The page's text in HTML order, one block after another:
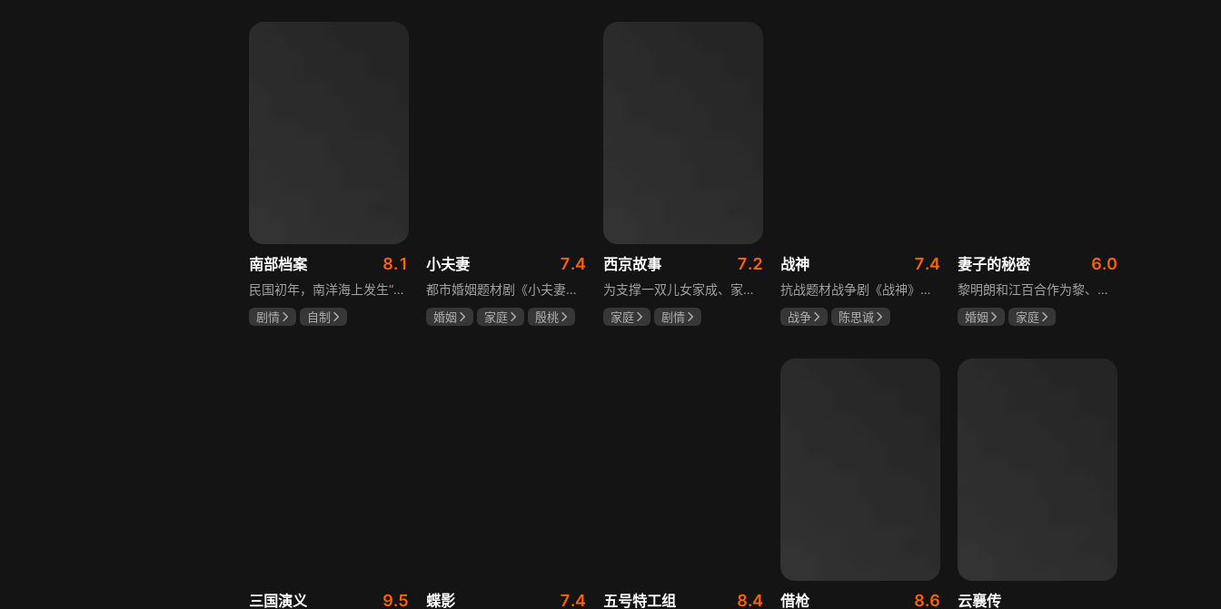
南部档案 8.1
民国初年，南洋海上发生“水鬼望乡”离奇命案，张家外派调查神秘事务的南部档案馆坐办张海盐、张海虾二人搭档亲往调查，却意外卷入了一个用于猎杀海外张家人的绝命死局。张海虾以自己的死谋局求解，送张海盐上了“南安号”巨轮回厦城以图他能够有一线生机，但这趟波澜诡谲的航程似乎才刚刚起航，一手遮天的军阀大佬、单纯执着的少年账房、还有十年未见的至亲故人……张海盐独自面对着接踵而至的意外，而当他踏上厦城的那一刻，真正属于两个少年的命运才初初开始转动。
剧情
自制
小夫妻 7.4
都市婚姻题材剧《小夫妻》围绕经营十年婚姻的周全与车莉展开，原本家庭美满的二人突遭变故：周全怀才不遇还意外被裁员，车莉则被迫赶鸭子上架仓促创业，不可预期的生活变动让他们的婚姻陷入僵局。而立之年的两人，在现实压力与情感拉扯中挣扎，面临诸多矛盾与考验，他们能否重新调整生活节奏，修复婚姻关系，回到幸福生活的轨道，是该剧的核心看点。
婚姻 家庭
殷桃
西京故事 7.2
为支撑一双儿女家成、家秀的“求学大业”，一家之主罗天福携妻子慧娟进了西京城。在西京城里，罗天福见证了身边的小人物们在大城市的生存之难，自身也经历了种种艰辛：饼铺生意屡屡受挫，妻子慧娟不满他“固执守旧”的经营方式闹起分居，儿子家成无法适应从乡村到城市的生活状况不断离校出走，重重打击不断袭来，使他头一次对自己坚守多年的人生观和价值观产生怀疑。自己这样做究竟是对是错，城市是不是真的不适合他这种“坚持老一套”的人生存。女儿家秀的支持鼓励使罗天福重拾信心，那些曾经接受罗天福帮助的人也反过来帮助他，纠缠不清的矛盾随之一一化解。罗家人终于在西京这座大城扎下了根，向着美好的未来继续前行。该剧围绕农村家庭在城市的奋斗历程展开，展现了小人物的坚韧与善良，充满了励志色彩与现实关怀。
家庭
剧情
战神 7.4
抗战题材战争剧《战神》讲述太行山一带，八路军游击队司令龙大谷骁勇善战、机智过人，15岁就参加了红军，身经百战，被军中将士们奉为“战神”。抗日战争爆发前，龙大谷因在抗大学习期间为替警卫员李广出头，一时冲动出手打了同期学员张道平，受了处分。以至于在红军缩编为八路军之时，龙大谷从原来的红军副师长降为游击队司令，随行上任的只有警卫员李广和参谋刘水泉二人，以及上级领导田烽给他的五十块大洋。即便如此，龙大谷依然不屈不挠，硬是在山西这块热土上平地拉起一支敢打、能拼、必胜，号称“龙支队”的作战队伍，凭借丰富的作战经验打赢了一场又一场的恶战，威震敌方！
战争
陈思诚
妻子的秘密 6.0
黎明朗和江百合作为黎、江两大集团的继承人，即将订婚，一场完美婚姻却在一日之间沦为悲剧前奏。订婚当日变故夺去百合父母生命，她临危受命挑起江氏重担，明朗不顾家人反对将她接进黎家。黎母想赶走百合，秘书宁夏誓夺回明朗，大哥黎天图谋篡夺黎氏家产，三个家庭命运就此牵动。千万巨债、身世之谜、婆媳之争、丧子之痛等接踵而至，明朗与百合的爱情历经重重危机，迷失的错爱能否被真情指引。
婚姻
家庭
三国演义 9.5 蝶影 7.4 五号特工组 8.4 借枪 8.6 云襄传